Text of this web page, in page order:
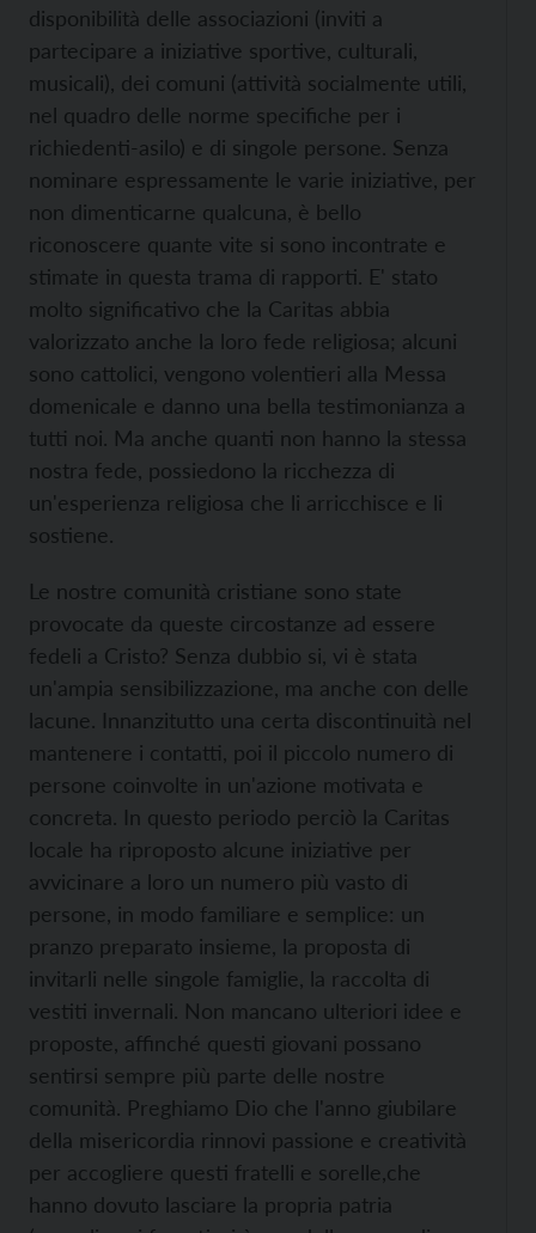
disponibilità delle associazioni (inviti a
partecipare a iniziative sportive, culturali,
musicali), dei comuni (attività socialmente utili,
nel quadro delle norme specifiche per i
richiedenti-asilo) e di singole persone. Senza
nominare espressamente le varie iniziative, per
non dimenticarne qualcuna, è bello
riconoscere quante vite si sono incontrate e
stimate in questa trama di rapporti. E' stato
molto significativo che la Caritas abbia
valorizzato anche la loro fede religiosa; alcuni
sono cattolici, vengono volentieri alla Messa
domenicale e danno una bella testimonianza a
tutti noi. Ma anche quanti non hanno la stessa
nostra fede, possiedono la ricchezza di
un'esperienza religiosa che li arricchisce e li
sostiene.
Le nostre comunità cristiane sono state
provocate da queste circostanze ad essere
fedeli a Cristo? Senza dubbio si, vi è stata
un'ampia sensibilizzazione, ma anche con delle
lacune. Innanzitutto una certa discontinuità nel
mantenere i contatti, poi il piccolo numero di
persone coinvolte in un'azione motivata e
concreta. In questo periodo perciò la Caritas
locale ha riproposto alcune iniziative per
avvicinare a loro un numero più vasto di
persone, in modo familiare e semplice: un
pranzo preparato insieme, la proposta di
invitarli nelle singole famiglie, la raccolta di
vestiti invernali. Non mancano ulteriori idee e
proposte, affinché questi giovani possano
sentirsi sempre più parte delle nostre
comunità. Preghiamo Dio che l'anno giubilare
della misericordia rinnovi passione e creatività
per accogliere questi fratelli e sorelle,che
hanno dovuto lasciare la propria patria